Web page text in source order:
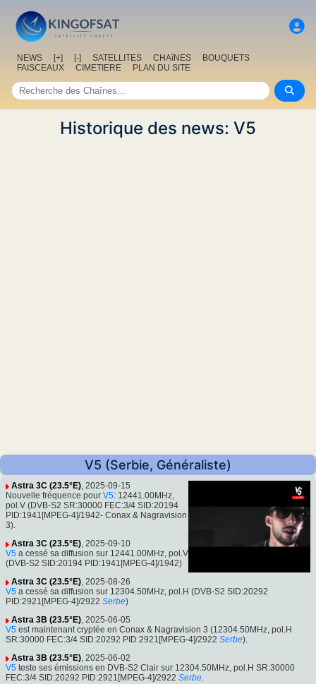
NEWS [+] [-] SATELLITES CHAîNES
BOUQUETS
FAISCEAUX
CIMETIERE PLAN DU SITE
Historique des news: V5
V5 (Serbie, Généraliste)
Astra 3C (23.5°E), 2025-09-15
Nouvelle fréquence pour V5: 12441.00MHz,
pol.V (DVB-S2 SR:30000 FEC:3/4 SID:20194
PID:1941[MPEG-4]/1942- Conax & Nagravision
3).
Astra 3C (23.5°E), 2025-09-10
V5 a cessé sa diffusion sur 12441.00MHz, pol.V
(DVB-S2 SID:20194 PID:1941[MPEG-4]/1942)
Astra 3C (23.5°E), 2025-08-26
V5 a cessé sa diffusion sur 12304.50MHz, pol.H (DVB-S2 SID:20292
PID:2921[MPEG-4]/2922 Serbe)
Astra 3B (23.5°E), 2025-06-05
V5 est maintenant cryptée en Conax & Nagravision 3 (12304.50MHz, pol.H
SR:30000 FEC:3/4 SID:20292 PID:2921[MPEG-4]/2922 Serbe).
Astra 3B (23.5°E), 2025-06-02
V5 teste ses émissions en DVB-S2 Clair sur 12304.50MHz, pol.H SR:30000
FEC:3/4 SID:20292 PID:2921[MPEG-4]/2922 Serbe.